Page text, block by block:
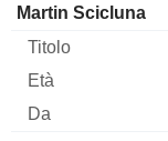
Martin Scicluna